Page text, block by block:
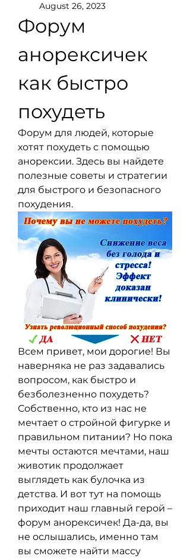
August 26, 2023
Форум
анорексичек
как быстро
похудеть
Форум для людей, которые
хотят похудеть с помощью
анорексии. Здесь вы найдете
полезные советы и стратегии
для быстрого и безопасного
похудения.
Всем привет, мои дорогие! Вы
наверняка не раз задавались
вопросом, как быстро и
безболезненно похудеть?
Собственно, кто из нас не
мечтает о стройной фигурке и
правильном питании? Но пока
мечты остаются мечтами, наш
животик продолжает
выглядеть как булочка из
детства. И вот тут на помощь
приходит наш главный герой –
форум анорексичек! Да-да, вы
не ослышались, именно там
вы сможете найти массу